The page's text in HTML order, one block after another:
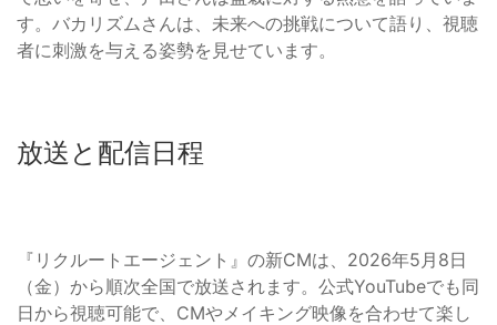
す。バカリズムさんは、未来への挑戦について語り、視聴
者に刺激を与える姿勢を見せています。
放送と配信日程
『リクルートエージェント』の新CMは、2026年5月8日
（金）から順次全国で放送されます。公式YouTubeでも同
日から視聴可能で、CMやメイキング映像を合わせて楽し